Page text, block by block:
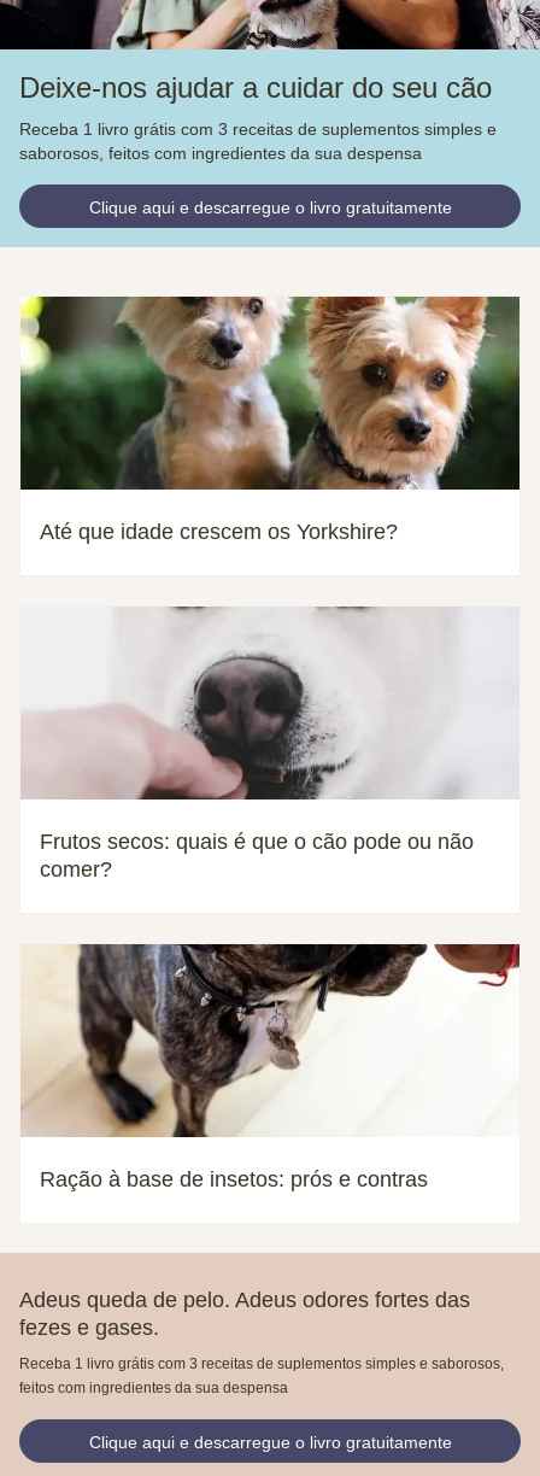
Deixe-nos ajudar a cuidar do seu cão
Receba 1 livro grátis com 3 receitas de suplementos simples e
saborosos, feitos com ingredientes da sua despensa
Clique aqui e descarregue o livro gratuitamente
Até que idade crescem os Yorkshire?
Frutos secos: quais é que o cão pode ou não
comer?
Ração à base de insetos: prós e contras
Adeus queda de pelo. Adeus odores fortes das
fezes e gases.
Receba 1 livro grátis com 3 receitas de suplementos simples e saborosos,
feitos com ingredientes da sua despensa
Clique aqui e descarregue o livro gratuitamente